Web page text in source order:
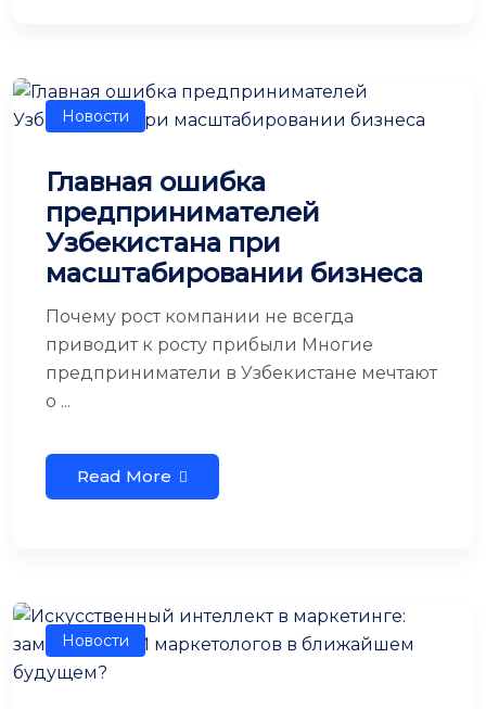
Новости
Главная ошибка
предпринимателей
Узбекистана при
масштабировании бизнеса
Почему рост компании не всегда
приводит к росту прибыли Многие
предприниматели в Узбекистане мечтают
о ...
Read More
Новости